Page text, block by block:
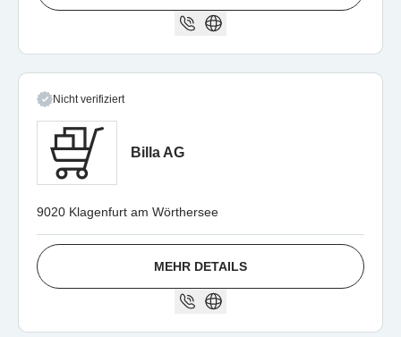
Nicht verifiziert
Billa AG
9020 Klagenfurt am Wörthersee
MEHR DETAILS